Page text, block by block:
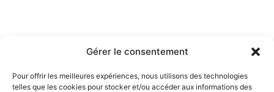
Gérer le consentement
Pour offrir les meilleures expériences, nous utilisons des technologies
telles que les cookies pour stocker et/ou accéder aux informations des